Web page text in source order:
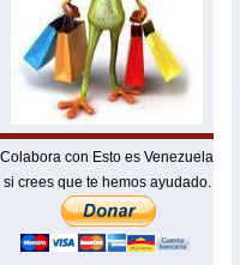
Colabora con Esto es Venezuela
si crees que te hemos ayudado.